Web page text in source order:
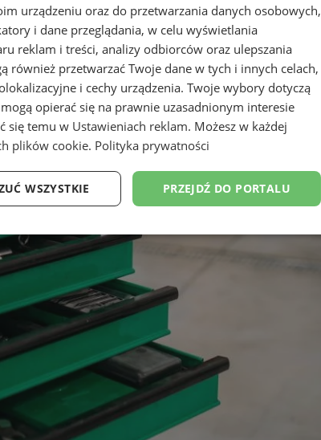
urządzeniu oraz do przetwarzania danych osobowych,
i dane przeglądania, w celu wyświetlania
reklam i treści, analizy odbiorców oraz ulepszania
również przetwarzać Twoje dane w tych i innych celach,
i cechy urządzenia. Twoje wybory dotyczą
opierać się na prawnie uzasadnionym interesie
się temu w Ustawieniach reklam. Możesz w każdej
plików cookie. Polityka prywatności
PRZEJDŹ DO PORTALU
WSZYSTKIE
Funkcjonalność Niesklasyfikowane
Funkcjonalność Niesklasyfikowane
funkcji strony internetowej, takich jak logowanie użytkownika i
można prawidłowo korzystać ze strony internetowej.
Opis